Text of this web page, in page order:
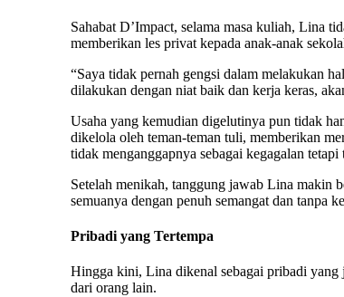
Sahabat D’Impact, selama masa kuliah, Lina
memberikan les privat kepada anak-anak
“Saya tidak pernah gengsi dalam melakukan
dilakukan dengan niat baik dan kerja keras,
Usaha yang kemudian digelutinya pun tidak
dikelola oleh teman-teman tuli, memberikan
tidak menganggapnya sebagai kegagalan
Setelah menikah, tanggung jawab Lina makin
semuanya dengan penuh semangat dan tanpa
Pribadi yang Tertempa
Hingga kini, Lina dikenal sebagai pribadi yang
dari orang lain.